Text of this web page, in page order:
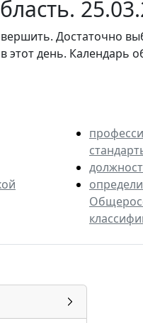
Достаточно
этот день. Календарь